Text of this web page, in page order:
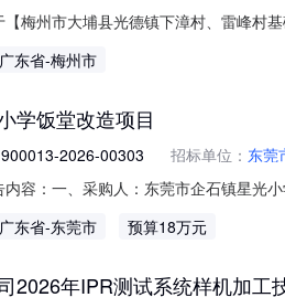
【梅州市大埔县光德镇下漳村、雷峰村
建设方案进行优化调整，调整内容涉
广东省-梅州市
学饭堂改造项目
2026-00303 招标单位： 东莞
内容：一、采购人：东莞市企石镇星光
广东省-东莞市 预算18万元
2026年IPR测试系统样机加工